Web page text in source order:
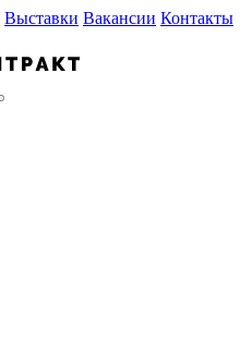
Выставки Вакансии Контакты